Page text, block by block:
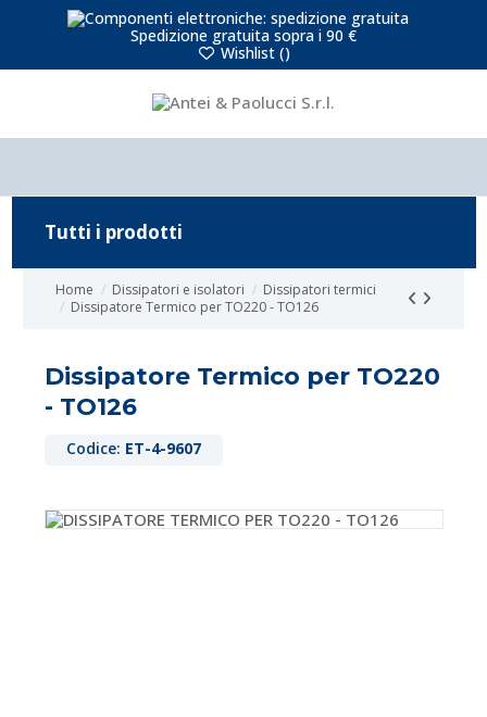
Spedizione gratuita sopra i 90 €
Wishlist ()
Home Dissipatori e isolatori
Dissipatori termici
Dissipatore Termico per TO220 - TO126
Dissipatore Termico per TO220
- TO126
Codice: ET-4-9607
Tutti i prodotti